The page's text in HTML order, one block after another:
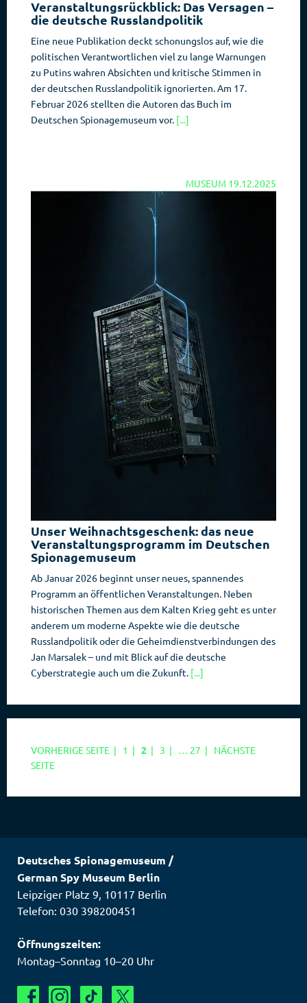
Veranstaltungsrückblick: Das Versagen –
die deutsche Russlandpolitik
Eine neue Publikation deckt schonungslos auf, wie die
politischen Verantwortlichen viel zu lange Warnungen
zu Putins wahren Absichten und kritische Stimmen in
der deutschen Russlandpolitik ignorierten. Am 17.
Februar 2026 stellten die Autoren das Buch im
Deutschen Spionagemuseum vor. [...]
MUSEUM 19.12.2025
Unser Weihnachtsgeschenk: das neue
Veranstaltungsprogramm im Deutschen
Spionagemuseum
Ab Januar 2026 beginnt unser neues, spannendes
Programm an öffentlichen Veranstaltungen. Neben
historischen Themen aus dem Kalten Krieg geht es unter
anderem um moderne Aspekte wie die deutsche
Russlandpolitik oder die Geheimdienstverbindungen des
Jan Marsalek – und mit Blick auf die deutsche
Cyberstrategie auch um die Zukunft. [...]
VORHERIGE SEITE | SEITE
1 | SEITE
2 | SEITE
3 | … SEITE
27 |
NÄCHSTE
SEITE
Deutsches Spionagemuseum /
German Spy Museum Berlin
Leipziger Platz 9, 10117 Berlin
Telefon: 030 398200451
Öffnungszeiten:
Montag–Sonntag 10–20 Uhr